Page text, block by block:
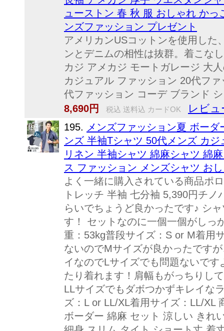
ューストン 春 秋 服 おしゃれ か
ンズファッション プレゼント
アメリカンUSコットンを使用した
ンとデニムの相性は抜群。着こな
カジ アメカジ モートガレージ 大
カジュアル ファッション 20代フ
代ファッション コーデ ブランド
8,690円
税込 送料込 カードOK レビュ
195. メンズファッション夏 ボー
ンズ 半袖Tシャツ 50代メンズ カ
リネン 半袖シャツ 綿麻シャツ 綿
ス ファッション メンズシャツ お
よく一緒に購入されている商品ポ
トレッチ 半袖 七分袖 5,390円チ
らいでちょうど良かったです♪ シ
す！ セットなのに一個一個がしっ
重：53kg普段サイズ：S or M着用
ないのでMサイズが良かったです
イなのでLサイズでも問題ないで
たり着れます！肩幅もがっちりし
LLサイズでもダボつかずキレイな
ズ：L or LL/XL着用サイズ：LL/XL
ボーダー 綿麻 セット 涼しい きれ